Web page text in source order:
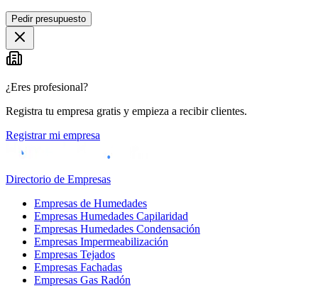
Pedir presupuesto
¿Eres profesional?
Registra tu empresa gratis y empieza a recibir clientes.
Registrar mi empresa
Directorio de Empresas
Empresas de Humedades
Empresas Humedades Capilaridad
Empresas Humedades Condensación
Empresas Impermeabilización
Empresas Tejados
Empresas Fachadas
Empresas Gas Radón